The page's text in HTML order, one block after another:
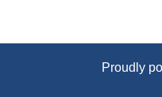
Proudly